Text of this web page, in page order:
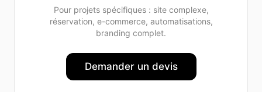
Pour projets spécifiques : site complexe,
réservation, e-commerce, automatisations,
branding complet.
Demander un devis